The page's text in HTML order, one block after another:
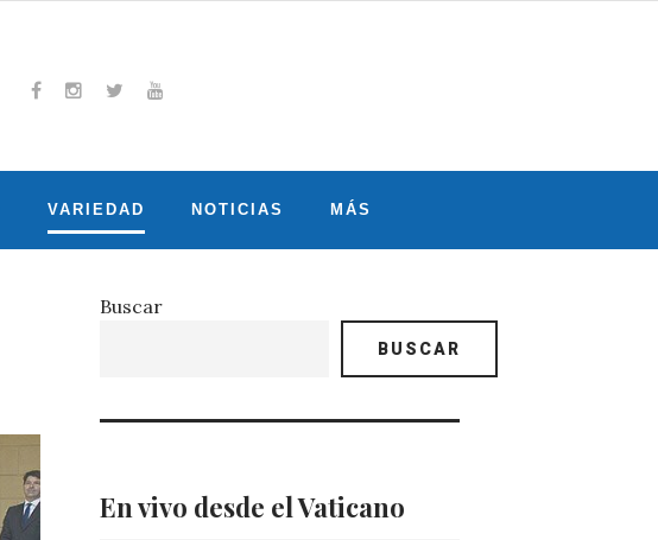
VARIEDAD NOTICIAS MÁS
Buscar
BUSCAR
En vivo desde el Vaticano